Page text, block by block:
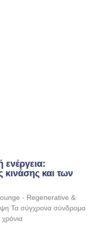
ενέργεια:
και των
- Regenerative &
Τα σύγχρονα σύνδρομα